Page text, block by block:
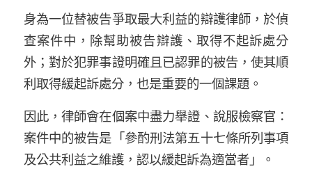
身為一位替被告爭取最大利益的辯護律師 ， 於偵
查案件中， 除幫助被告辯護、 取得不起訴處分
外； 對於犯罪事證明確且已認罪的被告，使其順
利取得緩起訴處分， 也是重要的一個課題。
因此，律師會在個案中盡力舉證、說服檢察官：
案件中的被告是 「參酌刑法第五十七條所列事項
及公共利益之維護，認以緩起訴為適當者」
。